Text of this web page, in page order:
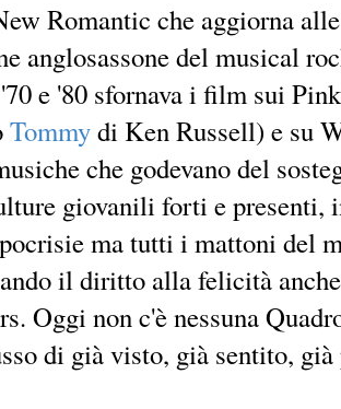
Romantic che aggiorna
anglosassone del musical
e '80 sfornava i film sui
Tommydi Ken Russell) e su
che godevano del
giovanili forti e presenti,
ma tutti i mattoni del
il diritto alla felicità
Oggi non c'è nessuna
di già visto, già sentito, già